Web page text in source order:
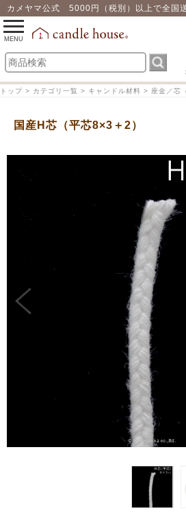
カメヤマ公式 5000円（税別）以上で全国
toggle
navigation
MENU
トップ > カテゴリ一覧 > キャンドル材料 > 座金／芯
国産H芯（平芯8×3＋2）